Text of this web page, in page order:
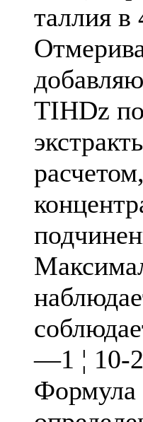
таллия в
TIHDz
—1 ¦ 10-
Формула